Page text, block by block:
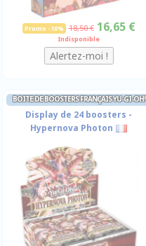
Promo -10% 18,50 € 16,65 €
Indisponible
BOITE DE BOOSTERS FRANÇAIS YU-GI-OH!
Display de 24 boosters -
Hypernova Photon